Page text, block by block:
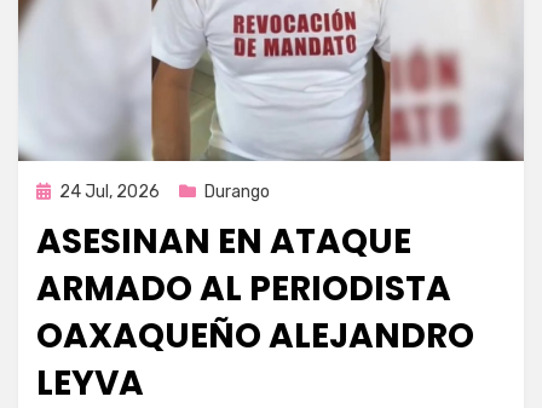
Publicada
24 Jul, 2026 Durango
ASESINAN EN ATAQUE
ARMADO AL PERIODISTA
OAXAQUEÑO ALEJANDRO
LEYVA